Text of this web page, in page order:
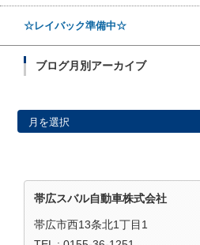
☆レイバック準備中☆
ブログ月別アーカイブ
帯広スバル自動車株式会社
帯広市西13条北1丁目1